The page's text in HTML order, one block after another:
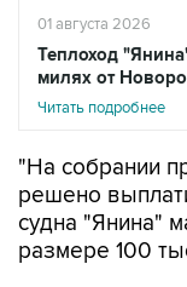
01 августа 2026
Теплоход
милях от
Читать подробнее
"На собрании
решено
судна "Янина"
размере 100